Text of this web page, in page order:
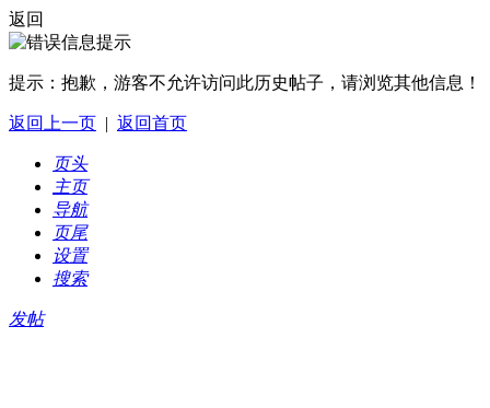
返回
提示： 抱歉，游客不允许访问此历史帖子，请浏览其他信息！
返回上一页 | 返回首页
页头
主页
导航
页尾
设置
搜索
发帖